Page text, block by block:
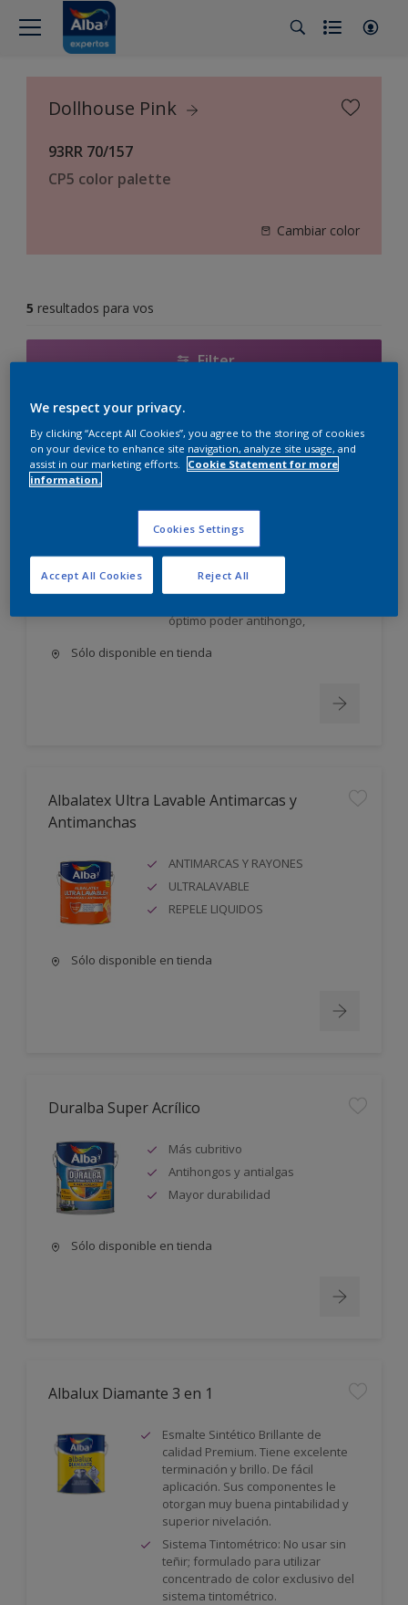
Dollhouse Pink
93RR 70/157
CP5 color palette
Cambiar color
5 resultados para vos
Filter
Albalatex Extra Mate
Látex interior mate. Su exclusiva
mercado, utiliza la tecnología más
moderna en desarrollo y
elaboración de pinturas;
permite obtener un producto: Con
excelente poder cubriente,
óptimo poder antihongo,
Sólo disponible en tienda
Albalatex Ultra Lavable Antimarcas y
Antimanchas
ANTIMARCAS Y RAYONES
ULTRALAVABLE
REPELE LIQUIDOS
Sólo disponible en tienda
Duralba Super Acrílico
Más cubritivo
Antihongos y antialgas
Mayor durabilidad
Sólo disponible en tienda
Albalux Diamante 3 en 1
Esmalte Sintético Brillante de
calidad Premium. Tiene excelente
terminación y brillo. De fácil
aplicación. Sus componentes le
otorgan muy buena pintabilidad y
superior nivelación.
Sistema Tintométrico: No usar sin
teñir; formulado para utilizar
concentrado de color exclusivo del
sistema tintométrico.
We respect your privacy.
By clicking “Accept All Cookies”, you agree to the storing of cookies
on your device to enhance site navigation, analyze site usage, and
assist in our marketing efforts. Cookie Statement for more
information.
Cookies Settings
Reject All
Accept All Cookies